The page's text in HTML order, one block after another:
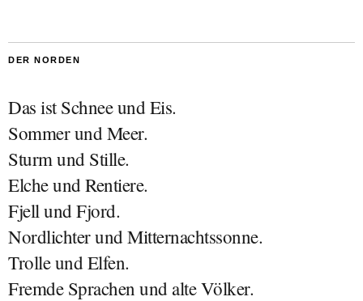
DER NORDEN
Das ist Schnee und Eis.
Sommer und Meer.
Sturm und Stille.
Elche und Rentiere.
Fjell und Fjord.
Nordlichter und Mitternachtssonne.
Trolle und Elfen.
Fremde Sprachen und alte Völker.